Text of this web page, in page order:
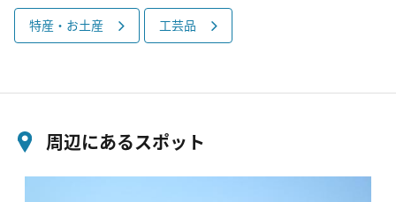
特産・お土産 工芸品
周辺にあるスポット